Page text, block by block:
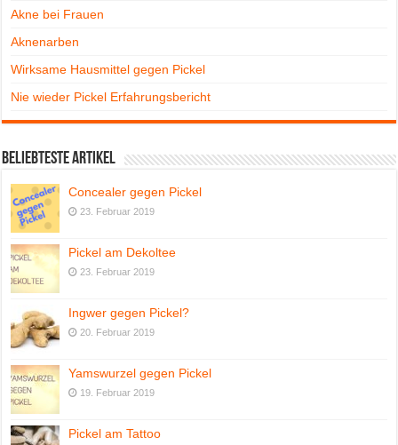
Akne bei Frauen
Aknenarben
Wirksame Hausmittel gegen Pickel
Nie wieder Pickel Erfahrungsbericht
Beliebteste Artikel
Concealer gegen Pickel
23. Februar 2019
Pickel am Dekoltee
23. Februar 2019
Ingwer gegen Pickel?
20. Februar 2019
Yamswurzel gegen Pickel
19. Februar 2019
Pickel am Tattoo